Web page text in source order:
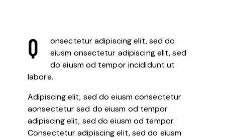
Q
onsectetur adipiscing elit, sed do
eiusm onsectetur adipiscing elit, sed
do eiusm od tempor incididunt ut
labore.
Adipiscing elit, sed do eiusm consectetur
aonsectetur sed do eiusm od tempor
adipiscing elit, sed do eiusm od tempor.
Consectetur adipiscing elit, sed do eiusm